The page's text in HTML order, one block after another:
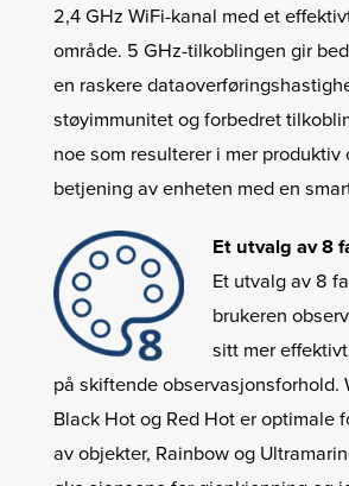
2,4 GHz WiFi-kanal med et
område. 5 GHz-tilkoblingen gir
en raskere
støyimmunitet og forbedret
noe som resulterer i mer produktiv
betjening av enheten med en
Et utvalg av 8
Et utvalg av 8
brukeren
sitt mer
på skiftende observasjonsforhold.
Black Hot og Red Hot er optimale
av objekter, Rainbow og